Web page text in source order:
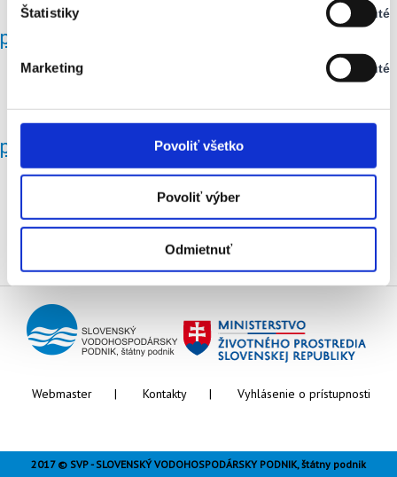
Štatistiky
Vypnuté
Stav:
Marketing
Vypnuté
Stav:
Povoliť všetko
Povoliť výber
Odmietnuť
protipovodňová ochrana Habura
protipovodňová ochrana Habura
Webmaster Kontakty Vyhlásenie o prístupnosti
2017 © SVP - SLOVENSKÝ VODOHOSPODÁRSKY PODNIK, štátny podnik